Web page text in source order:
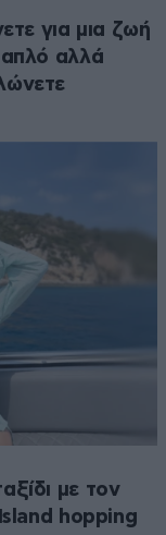
για μια ζωή
αλλά
με τον
hopping